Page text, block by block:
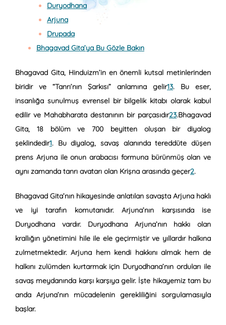
Duryodhana
Arjuna
Drupada
Bhagavad Gita’ya Bu Gözle Bakın
Bhagavad Gita, Hinduizm’in en önemli kutsal metinlerinden
biridir ve “Tanrı’nın Şarkısı” anlamına gelir13. Bu eser,
insanlığa sunulmuş evrensel bir bilgelik kitabı olarak kabul
edilir ve Mahabharata destanının bir parçasıdır23.Bhagavad
Gita, 18 bölüm ve 700 beyitten oluşan bir diyalog
şeklindedir1. Bu diyalog, savaş alanında tereddüte düşen
prens Arjuna ile onun arabacısı formuna bürünmüş olan ve
aynı zamanda tanrı avatarı olan Krişna arasında geçer2.
Bhagavad Gita’nın hikayesinde anlatılan savaşta Arjuna haklı
ve iyi tarafın komutanıdır. Arjuna’nın karşısında ise
Duryodhana vardır. Duryodhana Arjuna’nın hakkı olan
krallığın yönetimini hile ile ele geçirmiştir ve yıllardır halkına
zulmetmektedir. Arjuna hem kendi hakkını almak hem de
halkını zulümden kurtarmak için Duryodhana’nın orduları ile
savaş meydanında karşı karşıya gelir. İşte hikayemiz tam bu
anda Arjuna’nın mücadelenin gerekliliğini sorgulamasıyla
başlar.